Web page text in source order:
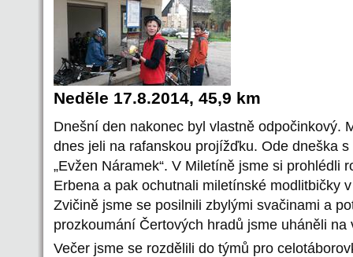
Neděle 17.8.2014, 45,9 km
Dnešní den nakonec byl vlastně odpočinkový.
dnes jeli na rafanskou projížďku. Ode dneška
„Evžen Náramek“. V Miletíně jsme si prohlédli
Erbena a pak ochutnali miletínské modlitbičky
Zvičině jsme se posilnili zbylými svačinami a
prozkoumání Čertových hradů jsme uháněli na
Večer jsme se rozdělili do týmů pro